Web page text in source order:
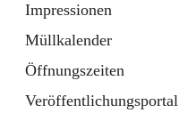
Impressionen
Müllkalender
Öffnungszeiten
Veröffentlichungsportal